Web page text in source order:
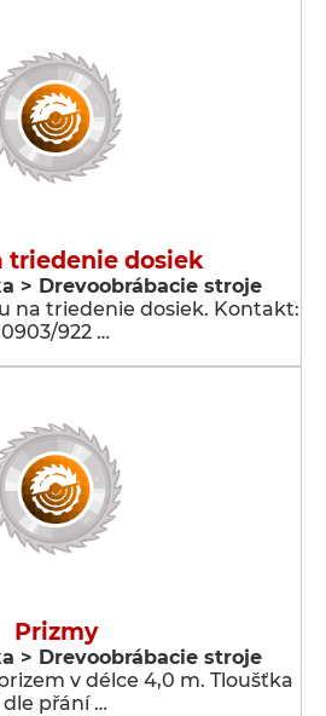
triedenie dosiek
> Drevoobrábacie stroje
na triedenie dosiek. Kontakt:
0903/922 …
Prizmy
> Drevoobrábacie stroje
v délce 4,0 m. Tloušťka
dle přání …